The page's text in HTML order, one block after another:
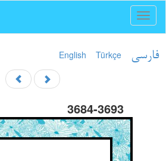
English Türkçe فارسی
3684-3693